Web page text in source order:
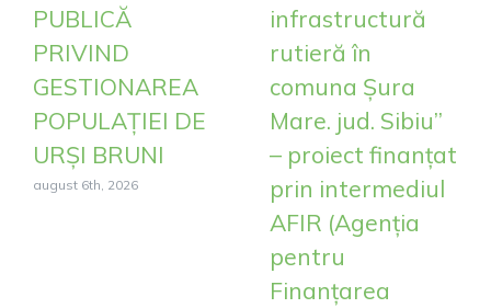
PUBLICĂ
PRIVIND
GESTIONAREA
POPULAȚIEI DE
URȘI BRUNI
august 6th, 2026
infrastructură
rutieră în
comuna Șura
Mare. jud. Sibiu”
– proiect finanțat
prin intermediul
AFIR (Agenția
pentru
Finanțarea